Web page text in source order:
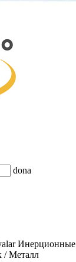
dona
Инерционные
/ Металл